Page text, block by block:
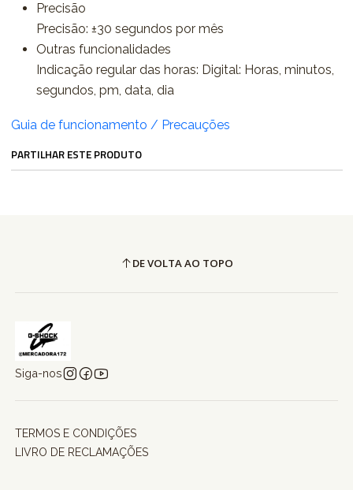
Precisão
Precisão: ±30 segundos por mês
Outras funcionalidades
Indicação regular das horas: Digital: Horas, minutos,
segundos, pm, data, dia
Guia de funcionamento / Precauções
PARTILHAR ESTE PRODUTO
DE VOLTA AO TOPO
Siga-nos
TERMOS E CONDIÇÕES
LIVRO DE RECLAMAÇÕES